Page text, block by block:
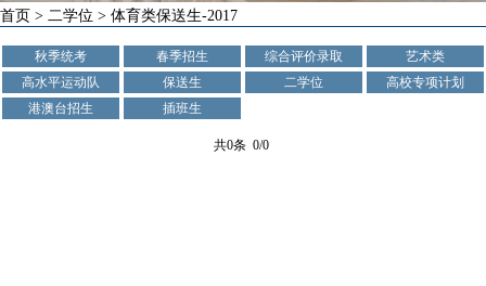
首页 > 二学位 > 体育类保送生-2017
秋季统考 春季招生 综合评价录取
艺术类
高水平运动队
保送生 二学位
高校专项计划
港澳台招生
插班生
共0条 0/0